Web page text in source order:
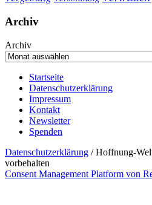
Archiv
Archiv
Startseite
Datenschutzerklärung
Impressum
Kontakt
Newsletter
Spenden
Datenschutzerklärung / Hoffnung-
vorbehalten
Consent Management Platform von